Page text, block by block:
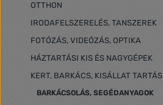
OTTHON
IRODAFELSZERELÉS, TANSZEREK
FOTÓZÁS, VIDEÓZÁS, OPTIKA
HÁZTARTÁSI KIS ÉS NAGYGÉPEK
KERT, BARKÁCS, KISÁLLAT TARTÁS
BARKÁCSOLÁS, SEGÉDANYAGOK